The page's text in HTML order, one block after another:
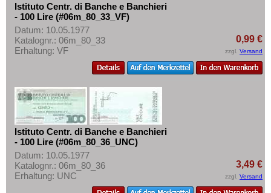
Istituto Centr. di Banche e Banchieri
- 100 Lire (#06m_80_33_VF)
Datum: 10.05.1977
Katalognr.: 06m_80_33
Erhaltung: VF
0,99 €
zzgl. Versand
Istituto Centr. di Banche e Banchieri
- 100 Lire (#06m_80_36_UNC)
Datum: 10.05.1977
Katalognr.: 06m_80_36
Erhaltung: UNC
3,49 €
zzgl. Versand